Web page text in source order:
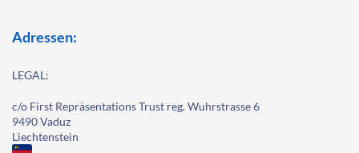
Adressen:
LEGAL:
c/o First Repräsentations Trust reg. Wuhrstrasse 6
9490 Vaduz
Liechtenstein